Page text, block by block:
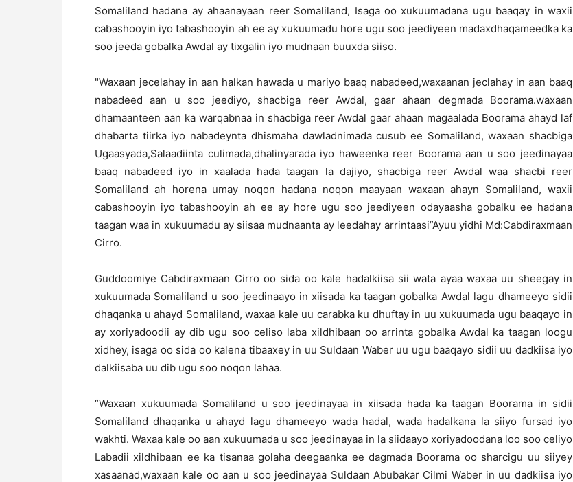
Somaliland hadana ay ahaanayaan reer Somaliland, Isaga oo xukuumadana ugu baaqay in waxii
cabashooyin iyo tabashooyin ah ee ay xukuumadu hore ugu soo jeediyeen madaxdhaqameedka ka
soo jeeda gobalka Awdal ay tixgalin iyo mudnaan buuxda siiso.
"Waxaan jecelahay in aan halkan hawada u mariyo baaq nabadeed,waxaanan jeclahay in aan baaq
nabadeed aan u soo jeediyo, shacbiga reer Awdal, gaar ahaan degmada Boorama.waxaan
dhamaanteen aan ka warqabnaa in shacbiga reer Awdal gaar ahaan magaalada Boorama ahayd laf
dhabarta tiirka iyo nabadeynta dhismaha dawladnimada cusub ee Somaliland, waxaan shacbiga
Ugaasyada,Salaadiinta culimada,dhalinyarada iyo haweenka reer Boorama aan u soo jeedinayaa
baaq nabadeed iyo in xaalada hada taagan la dajiyo, shacbiga reer Awdal waa shacbi reer
Somaliland ah horena umay noqon hadana noqon maayaan waxaan ahayn Somaliland, waxii
cabashooyin iyo tabashooyin ah ee ay hore ugu soo jeediyeen odayaasha gobalku ee hadana
taagan waa in xukuumadu ay siisaa mudnaanta ay leedahay arrintaasi”Ayuu yidhi Md:Cabdiraxmaan
Cirro.
Guddoomiye Cabdiraxmaan Cirro oo sida oo kale hadalkiisa sii wata ayaa waxaa uu sheegay in
xukuumada Somaliland u soo jeedinaayo in xiisada ka taagan gobalka Awdal lagu dhameeyo sidii
dhaqanka u ahayd Somaliland, waxaa kale uu carabka ku dhuftay in uu xukuumada ugu baaqayo in
ay xoriyadoodii ay dib ugu soo celiso laba xildhibaan oo arrinta gobalka Awdal ka taagan loogu
xidhey, isaga oo sida oo kalena tibaaxey in uu Suldaan Waber uu ugu baaqayo sidii uu dadkiisa iyo
dalkiisaba uu dib ugu soo noqon lahaa.
“Waxaan xukuumada Somaliland u soo jeedinayaa in xiisada hada ka taagan Boorama in sidii
Somaliland dhaqanka u ahayd lagu dhameeyo wada hadal, wada hadalkana la siiyo fursad iyo
wakhti. Waxaa kale oo aan xukuumada u soo jeedinayaa in la siidaayo xoriyadoodana loo soo celiyo
Labadii xildhibaan ee ka tisanaa golaha deegaanka ee dagmada Boorama oo sharcigu uu siiyey
xasaanad,waxaan kale oo aan u soo jeedinayaa Suldaan Abubakar Cilmi Waber in uu dadkiisa iyo